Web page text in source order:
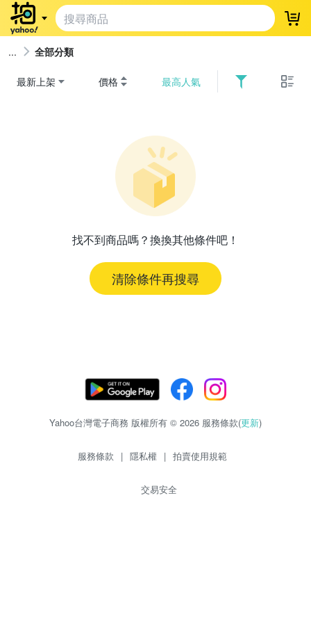
登
全部分類
最新上架 價格 最高人氣
找不到商品嗎？換換其他條件吧！
清除條件再搜尋
Yahoo台灣電子商務 版權所有 © 2026 服務條款(更新)
服務條款 | 隱私權 | 拍賣使用規範
交易安全